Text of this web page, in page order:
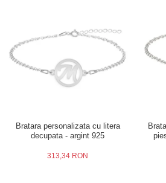
Bratara personalizata cu litera
decupata - argint 925
313,34 RON